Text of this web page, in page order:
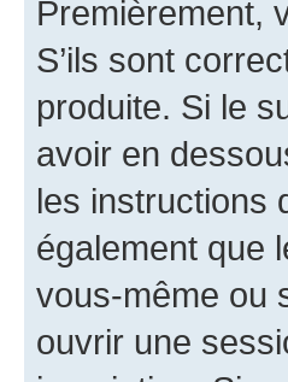
Premièrement,
S’ils sont
produite. Si le
avoir en
les instructions
également que
vous-même ou
ouvrir une